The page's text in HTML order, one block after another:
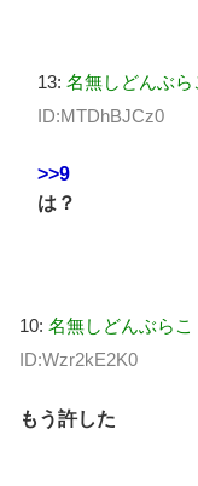
13: 名無しどんぶら
ID:MTDhBJCz0
>>9
は？
10: 名無しどんぶらこ
ID:Wzr2kE2K0
もう許した